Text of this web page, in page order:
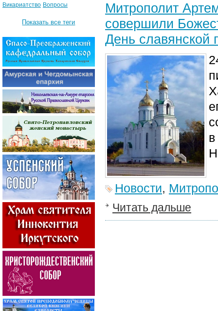
Митрополит
совершили
День славянской
Новости,
Читать дальше
Викариатство Вопросы
Показать все теги